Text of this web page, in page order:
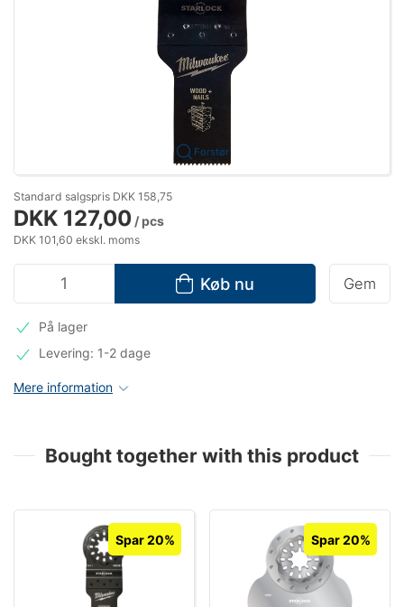
Forstør
Standard salgspris DKK 158,75
DKK 127,00 / pcs
DKK 101,60 ekskl. moms
Køb nu Gem
På lager
Levering: 1-2 dage
Mere information
Bought together with this product
Spar 20% Spar 20%